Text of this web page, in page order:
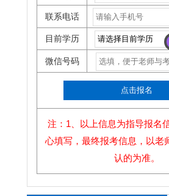
联系电话
目前学历
微信号码
点击报名
注：1、以上信息为指导报名
心填写，最终报考信息，以老
认的为准。